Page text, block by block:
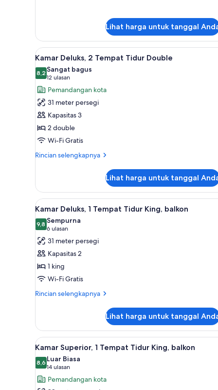
Superior,
Tempat
King,
akses
difabel
Lihat harga untuk tanggal
Lihat
semua
foto
untuk
Kamar
Deluks,
2
Tempat
Tidur
Double
Seprai Frette Italia, seprai
4
Kamar Deluks, 2 Tempat Tidur Double
8,28,2 dari 10
Sangat bagus
12 ulasan
(12
ulasan)
Pemandangan kota
31 meter persegi
Kapasitas 3
2 double
Wi-Fi Gratis
Rincian selengkapnya
Rincian
Kamar
Deluks,
2
Tempat
Tidur
Double
Lihat harga untuk tanggal
Lihat
semua
foto
untuk
Kamar
Deluks,
1
Tempat
Tidur
Seprai Frette Italia, seprai
6
Kamar Deluks, 1 Tempat Tidur King, balkon
9,89,8 dari 10
Sempurna
6 ulasan
(6
ulasan)
31 meter persegi
Kapasitas 2
1 king
Wi-Fi Gratis
Rincian selengkapnya
Rincian
Kamar
Deluks,
1
Tempat
Tidur
King,
balkon
Lihat harga untuk tanggal
Lihat
semua
foto
untuk
Kamar
Kamar Superior, 1 Tempat
6
Kamar Superior, 1 Tempat Tidur King, balkon
8,68,6 dari 10
Luar Biasa
14 ulasan
(14
ulasan)
Pemandangan kota